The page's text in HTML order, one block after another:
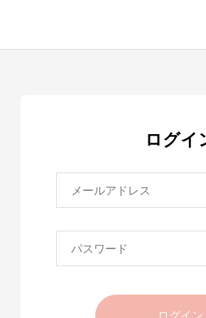
ログイ